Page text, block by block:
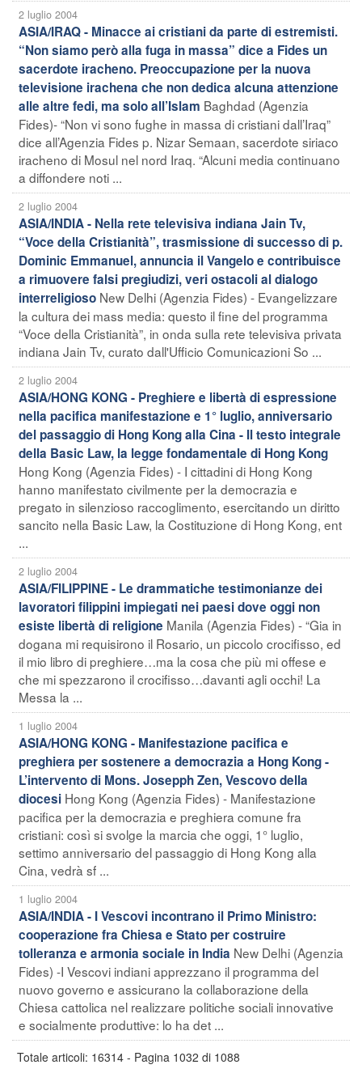
2 luglio 2004
ASIA/IRAQ - Minacce ai cristiani da parte di estremisti.
“Non siamo però alla fuga in massa” dice a Fides un
sacerdote iracheno. Preoccupazione per la nuova
televisione irachena che non dedica alcuna attenzione
alle altre fedi, ma solo all’Islam Baghdad (Agenzia
Fides)- “Non vi sono fughe in massa di cristiani dall’Iraq”
dice all’Agenzia Fides p. Nizar Semaan, sacerdote siriaco
iracheno di Mosul nel nord Iraq. “Alcuni media continuano
a diffondere noti ...
2 luglio 2004
ASIA/INDIA - Nella rete televisiva indiana Jain Tv,
“Voce della Cristianità”, trasmissione di successo di p.
Dominic Emmanuel, annuncia il Vangelo e contribuisce
a rimuovere falsi pregiudizi, veri ostacoli al dialogo
interreligioso New Delhi (Agenzia Fides) - Evangelizzare
la cultura dei mass media: questo il fine del programma
“Voce della Cristianità”, in onda sulla rete televisiva privata
indiana Jain Tv, curato dall'Ufficio Comunicazioni So ...
2 luglio 2004
ASIA/HONG KONG - Preghiere e libertà di espressione
nella pacifica manifestazione e 1° luglio, anniversario
del passaggio di Hong Kong alla Cina - Il testo integrale
della Basic Law, la legge fondamentale di Hong Kong
Hong Kong (Agenzia Fides) - I cittadini di Hong Kong
hanno manifestato civilmente per la democrazia e
pregato in silenzioso raccoglimento, esercitando un diritto
sancito nella Basic Law, la Costituzione di Hong Kong, ent
...
2 luglio 2004
ASIA/FILIPPINE - Le drammatiche testimonianze dei
lavoratori filippini impiegati nei paesi dove oggi non
esiste libertà di religione Manila (Agenzia Fides) - “Gia in
dogana mi requisirono il Rosario, un piccolo crocifisso, ed
il mio libro di preghiere…ma la cosa che più mi offese e
che mi spezzarono il crocifisso…davanti agli occhi! La
Messa la ...
1 luglio 2004
ASIA/HONG KONG - Manifestazione pacifica e
preghiera per sostenere a democrazia a Hong Kong -
L’intervento di Mons. Josepph Zen, Vescovo della
diocesi Hong Kong (Agenzia Fides) - Manifestazione
pacifica per la democrazia e preghiera comune fra
cristiani: così si svolge la marcia che oggi, 1° luglio,
settimo anniversario del passaggio di Hong Kong alla
Cina, vedrà sf ...
1 luglio 2004
ASIA/INDIA - I Vescovi incontrano il Primo Ministro:
cooperazione fra Chiesa e Stato per costruire
tolleranza e armonia sociale in India New Delhi (Agenzia
Fides) -I Vescovi indiani apprezzano il programma del
nuovo governo e assicurano la collaborazione della
Chiesa cattolica nel realizzare politiche sociali innovative
e socialmente produttive: lo ha det ...
Totale articoli: 16314 - Pagina 1032 di 1088